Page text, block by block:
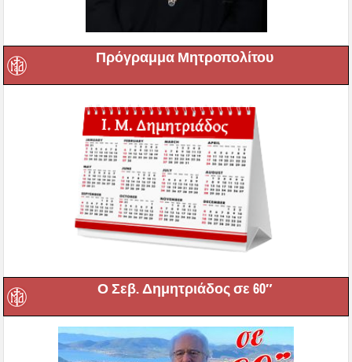
Πρόγραμμα Μητροπολίτου
Ο Σεβ. Δημητριάδος σε 60″